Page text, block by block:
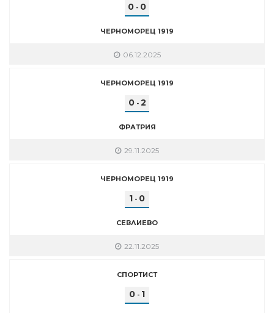
0 - 0
ЧЕРНОМОРЕЦ 1919
06.12.2025
ЧЕРНОМОРЕЦ 1919
0- 2
ФРАТРИЯ
29.11.2025
ЧЕРНОМОРЕЦ 1919
1 - 0
СЕВЛИЕВО
22.11.2025
СПОРТИСТ
0 - 1